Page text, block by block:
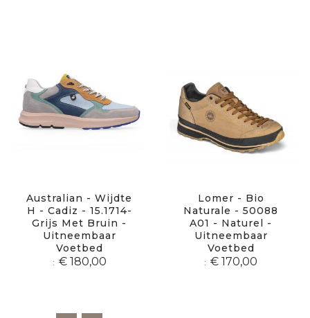
Australian - Wijdte
H - Cadiz - 15.1714-
Grijs Met Bruin -
Uitneembaar
Voetbed
€ 180,00
Lomer - Bio
Naturale - 50088
A01 - Naturel -
Uitneembaar
Voetbed
€ 170,00